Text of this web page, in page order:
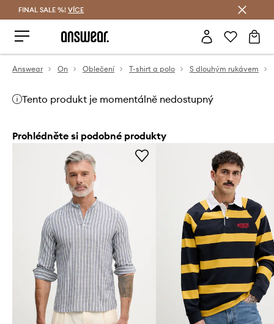
FINAL SALE %! VÍCE
Answear On Oblečení T-shirt a polo S dlouhým rukávem
Tento produkt je momentálně nedostupný
Prohlédněte si podobné produkty